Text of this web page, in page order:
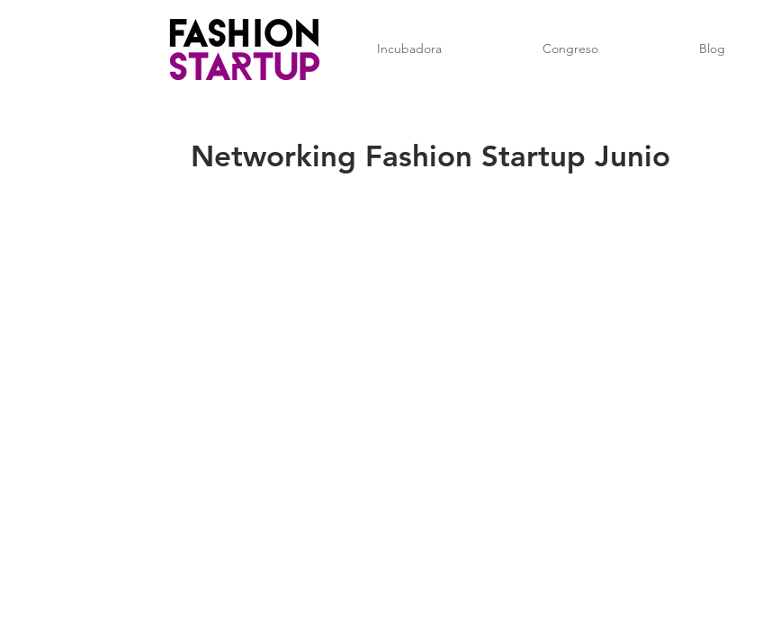
Incubadora Congreso Blog
Networking Fashion Startup Junio